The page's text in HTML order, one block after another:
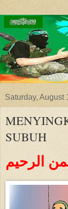
Saturday, August
SUBUH
الرحيم